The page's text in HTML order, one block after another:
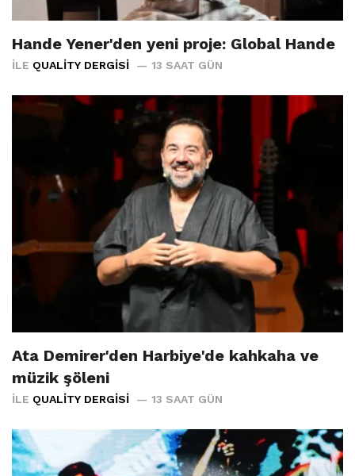
Hande Yener'den yeni proje: Global Hande
İLE QUALITY DERGISI 13 SAAT GÜN
Ata Demirer'den Harbiye'de kahkaha ve
müzik şöleni
İLE QUALITY DERGISI 13 SAAT GÜN